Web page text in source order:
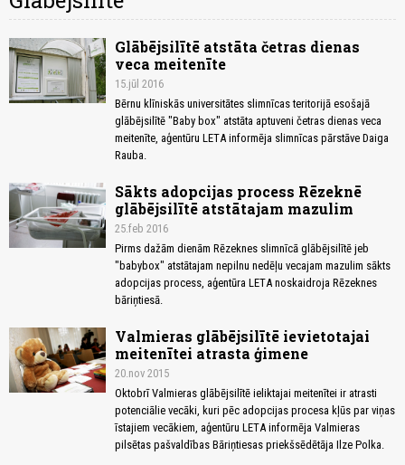
Glābējsilītē atstāta četras dienas
veca meitenīte
15.jūl 2016
Bērnu klīniskās universitātes slimnīcas teritorijā esošajā
glābējsilītē "Baby box" atstāta aptuveni četras dienas veca
meitenīte, aģentūru LETA informēja slimnīcas pārstāve Daiga
Rauba.
Sākts adopcijas process Rēzeknē
glābējsilītē atstātajam mazulim
25.feb 2016
Pirms dažām dienām Rēzeknes slimnīcā glābējsilītē jeb
"babybox" atstātajam nepilnu nedēļu vecajam mazulim sākts
adopcijas process, aģentūra LETA noskaidroja Rēzeknes
bāriņtiesā.
Valmieras glābējsilītē ievietotajai
meitenītei atrasta ģimene
20.nov 2015
Oktobrī Valmieras glābējsilītē ieliktajai meitenītei ir atrasti
potenciālie vecāki, kuri pēc adopcijas procesa kļūs par viņas
īstajiem vecākiem, aģentūru LETA informēja Valmieras
pilsētas pašvaldības Bāriņtiesas priekšsēdētāja Ilze Polka.